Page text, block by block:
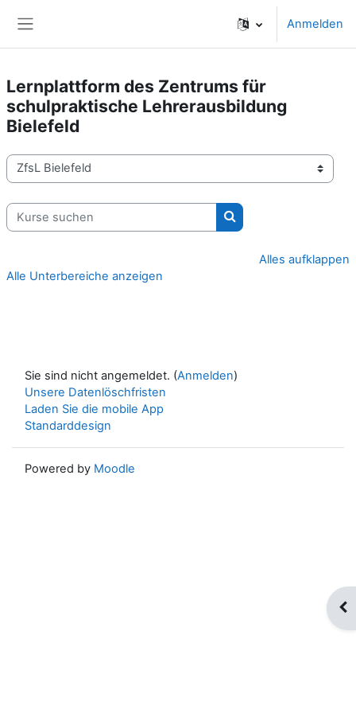
Anmelden
Lernplattform des Zentrums für
schulpraktische Lehrerausbildung
Bielefeld
Kursbereiche
Kurse suchen
Kurse suchen
Alles aufklappen
Alle Unterbereiche anzeigen
Sie sind nicht angemeldet. (Anmelden)
Unsere Datenlöschfristen
Laden Sie die mobile App
Standarddesign
Powered by Moodle